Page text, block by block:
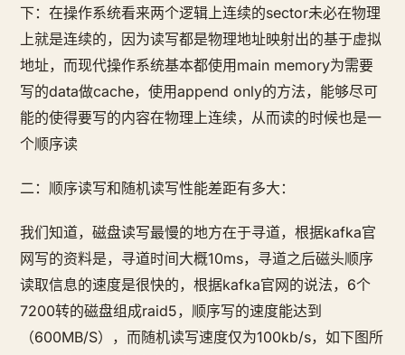
下：在操作系统看来两个逻辑上连续的sector未必在物理
上就是连续的，因为读写都是物理地址映射出的基于虚拟
地址，而现代操作系统基本都使用main memory为需要
写的data做cache，使用append only的方法，能够尽可
能的使得要写的内容在物理上连续，从而读的时候也是一
个顺序读
二：顺序读写和随机读写性能差距有多大：
我们知道，磁盘读写最慢的地方在于寻道，根据kafka官
网写的资料是，寻道时间大概10ms，寻道之后磁头顺序
读取信息的速度是很快的，根据kafka官网的说法，6个
7200转的磁盘组成raid5，顺序写的速度能达到
（600MB/S），而随机读写速度仅为100kb/s，如下图所